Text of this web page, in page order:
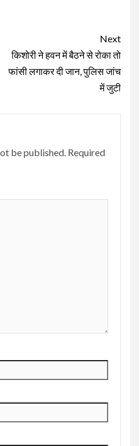
Next
किशोरी ने हवन में बैठने से रोका तो
फांसी लगाकर दी जान, पुलिस जांच
में जुटी
be published. Required